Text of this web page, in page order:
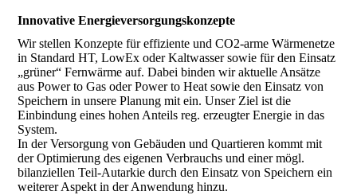
Innovative Energieversorgungskonzepte
Wir stellen Konzepte für effiziente und CO2-arme Wärmenetze
in Standard HT, LowEx oder Kaltwasser sowie für den Einsatz
„grüner“ Fernwärme auf. Dabei binden wir aktuelle Ansätze
aus Power to Gas oder Power to Heat sowie den Einsatz von
Speichern in unsere Planung mit ein. Unser Ziel ist die
Einbindung eines hohen Anteils reg. erzeugter Energie in das
System.
In der Versorgung von Gebäuden und Quartieren kommt mit
der Optimierung des eigenen Verbrauchs und einer mögl.
bilanziellen Teil-Autarkie durch den Einsatz von Speichern ein
weiterer Aspekt in der Anwendung hinzu.